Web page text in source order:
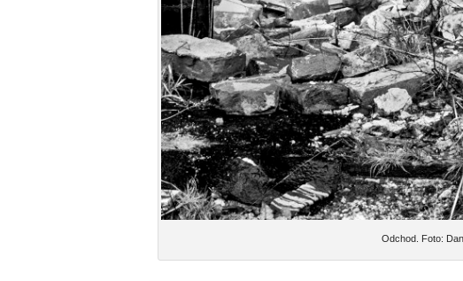
Odchod. Foto: